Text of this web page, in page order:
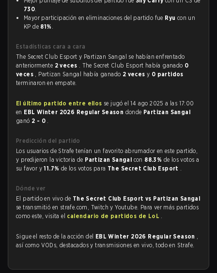
730.
Mayor participación en eliminaciones del partido fue Ryu con un
KP de 81% .
Estadísticas cara a cara
The Secret Club Esport y Partizan Sangal se habían enfrentado
anteriormente 2 veces . The Secret Club Esport había ganado 0
veces , Partizan Sangal había ganado 2 vecesy 0 partidos
terminaron en empate.
El último partido entre ellos se jugó el 14 ago 2025 a las 17:00
en EBL Winter 2026 Regular Season donde Partizan Sangal
ganó 2 - 0 .
Predicción del partido
Los usuarios de Strafe tenían un favorito abrumador en este partido,
y predijeron la victoria de Partizan Sangal con 88.3% de los votos a
su favor y11.7% de los votos para The Secret Club Esport .
Dónde ver
El partido en vivo de The Secret Club Esport vs Partizan Sangal
se transmitió en strafe.com, Twitch y Youtube. Para ver más partidos
como este, visita el calendario de partidos de LoL .
Sigue el resto de la acción del EBL Winter 2026 Regular Season ,
así como VODs, destacados y transmisiones en vivo, todo en Strafe.